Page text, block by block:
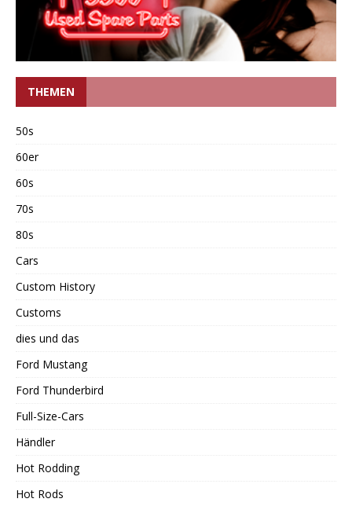
THEMEN
50s
60er
60s
70s
80s
Cars
Custom History
Customs
dies und das
Ford Mustang
Ford Thunderbird
Full-Size-Cars
Händler
Hot Rodding
Hot Rods